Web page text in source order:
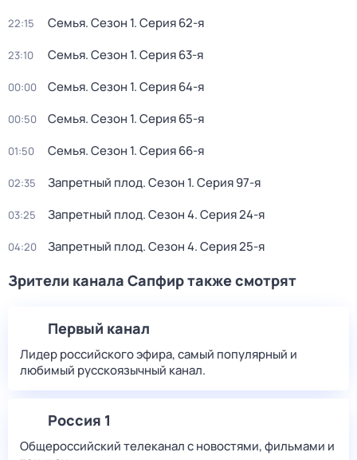
22:15 Семья. Сезон 1. Серия 62-я
23:10 Семья. Сезон 1. Серия 63-я
00:00 Семья. Сезон 1. Серия 64-я
00:50 Семья. Сезон 1. Серия 65-я
01:50 Семья. Сезон 1. Серия 66-я
02:35 Запретный плод. Сезон 1. Серия 97-я
03:25 Запретный плод. Сезон 4. Серия 24-я
04:20 Запретный плод. Сезон 4. Серия 25-я
Зрители канала Сапфир также смотрят
Первый канал
Лидер российского эфира, самый популярный и
любимый русскоязычный канал.
Россия 1
Общероссийский телеканал с новостями, фильмами и